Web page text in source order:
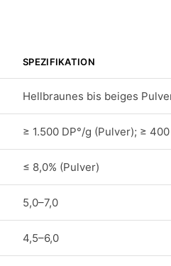
SPEZIFIKATION
Hellbraunes bis beiges
≥ 1.500 DP°/g (Pulver); ≥
≤ 8,0% (Pulver)
5,0–7,0
4,5–6,0